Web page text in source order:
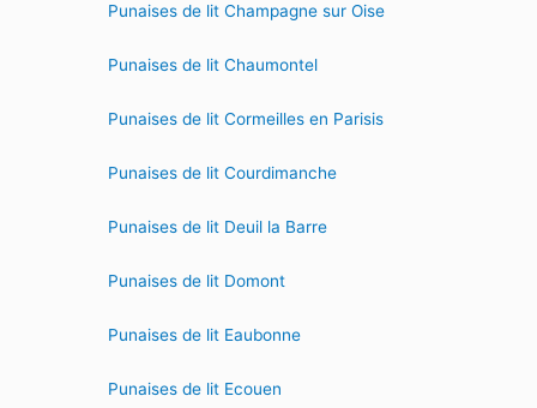
Punaises de lit Champagne sur Oise
Punaises de lit Chaumontel
Punaises de lit Cormeilles en Parisis
Punaises de lit Courdimanche
Punaises de lit Deuil la Barre
Punaises de lit Domont
Punaises de lit Eaubonne
Punaises de lit Ecouen